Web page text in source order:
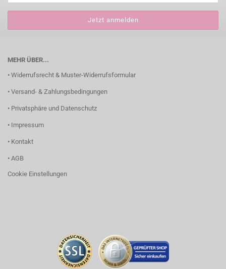
MEHR ÜBER...
• Widerrufsrecht & Muster-Widerrufsformular
• Versand- & Zahlungsbedingungen
• Privatsphäre und Datenschutz
• Impressum
• Kontakt
• AGB
Cookie Einstellungen